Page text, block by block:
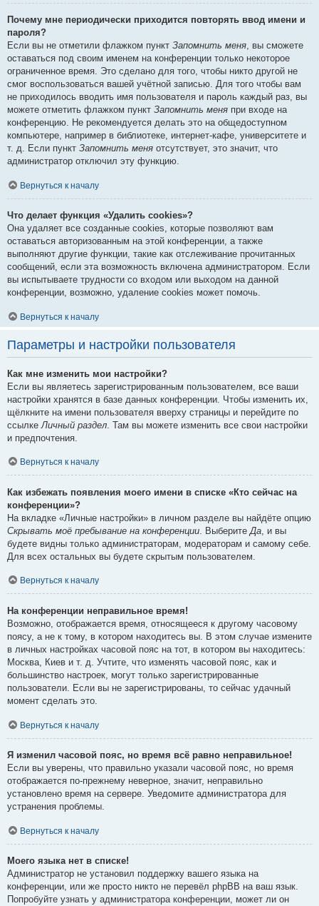
Почему мне периодически приходится повторять ввод имени и
пароля?
Если вы не отметили флажком пункт Запомнить меня, вы сможете
оставаться под своим именем на конференции только некоторое
ограниченное время. Это сделано для того, чтобы никто другой не
смог воспользоваться вашей учётной записью. Для того чтобы вам
не приходилось вводить имя пользователя и пароль каждый раз, вы
можете отметить флажком пункт Запомнить меня при входе на
конференцию. Не рекомендуется делать это на общедоступном
компьютере, например в библиотеке, интернет-кафе, университете и
т. д. Если пункт Запомнить меня отсутствует, это значит, что
администратор отключил эту функцию.
Вернуться к началу
Что делает функция «Удалить cookies»?
Она удаляет все созданные cookies, которые позволяют вам
оставаться авторизованным на этой конференции, а также
выполняют другие функции, такие как отслеживание прочитанных
сообщений, если эта возможность включена администратором. Если
вы испытываете трудности со входом или выходом на данной
конференции, возможно, удаление cookies может помочь.
Вернуться к началу
Параметры и настройки пользователя
Как мне изменить мои настройки?
Если вы являетесь зарегистрированным пользователем, все ваши
настройки хранятся в базе данных конференции. Чтобы изменить их,
щёлкните на имени пользователя вверху страницы и перейдите по
ссылке Личный раздел . Там вы можете изменить все свои настройки
и предпочтения.
Вернуться к началу
Как избежать появления моего имени в списке «Кто сейчас на
конференции»?
На вкладке «Личные настройки» в личном разделе вы найдёте опцию
Скрывать моё пребывание на конференции . Выберите Да , и вы
будете видны только администраторам, модераторам и самому себе.
Для всех остальных вы будете скрытым пользователем.
Вернуться к началу
На конференции неправильное время!
Возможно, отображается время, относящееся к другому часовому
поясу, а не к тому, в котором находитесь вы. В этом случае измените
в личных настройках часовой пояс на тот, в котором вы находитесь:
Москва, Киев и т. д. Учтите, что изменять часовой пояс, как и
большинство настроек, могут только зарегистрированные
пользователи. Если вы не зарегистрированы, то сейчас удачный
момент сделать это.
Вернуться к началу
Я изменил часовой пояс, но время всё равно неправильное!
Если вы уверены, что правильно указали часовой пояс, но время
отображается по-прежнему неверное, значит, неправильно
установлено время на сервере. Уведомите администратора для
устранения проблемы.
Вернуться к началу
Моего языка нет в списке!
Администратор не установил поддержку вашего языка на
конференции, или же просто никто не перевёл phpBB на ваш язык.
Попробуйте узнать у администратора конференции, может ли он